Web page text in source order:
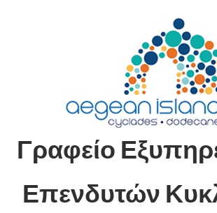
Γραφείο
Επενδυτών